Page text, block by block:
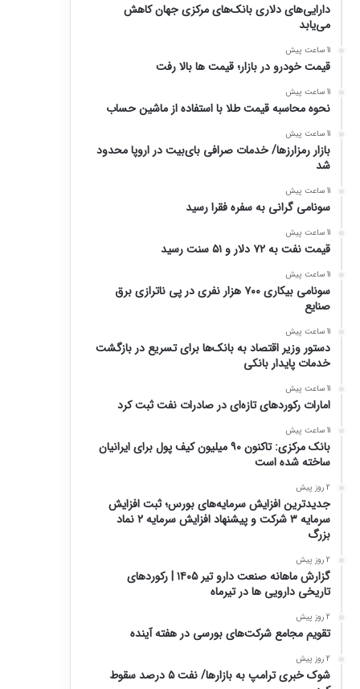
دارایی‌های دلاری بانک‌های مرکزی جهان کاهش
می‌یابد
11 ساعت پیش
قیمت خودرو در بازار؛ قیمت ها بالا رفت
11 ساعت پیش
نحوه محاسبه قیمت طلا با استفاده از ماشین حساب
11 ساعت پیش
بازار رمزارزها/ خدمات صرافی بای‌بیت در اروپا محدود
شد
11 ساعت پیش
سونامی گرانی به سفره فقرا رسید
11 ساعت پیش
قیمت نفت به ۷۲ دلار و ۵۱ سنت رسید
11 ساعت پیش
سونامی بیکاری ۷۰۰ هزار نفری در پی ناترازی برق
صنایع
11 ساعت پیش
دستور وزیر اقتصاد به بانک‌ها برای تسریع در بازگشت
خدمات پایدار بانکی
11 ساعت پیش
امارات رکورد‌های تازه‌ای در صادرات نفت ثبت کرد
11 ساعت پیش
بانک مرکزی: تاکنون ۹۰ میلیون کیف پول برای ایرانیان
ساخته شده است
2 روز پیش
جدیدترین افزایش سرمایه‌های بورس؛ ثبت افزایش
سرمایه ۳ شرکت و پیشنهاد افزایش سرمایه ۲ نماد
بزرگ
2 روز پیش
گزارش ماهانه صنعت دارو تیر ۱۴۰۵ | رکوردهای
تاریخی دارویی ها در تیرماه
2 روز پیش
تقویم مجامع شرکت‌های بورسی در هفته آینده
2 روز پیش
شوک خبری ترامپ به بازارها/ نفت ۵ درصد سقوط